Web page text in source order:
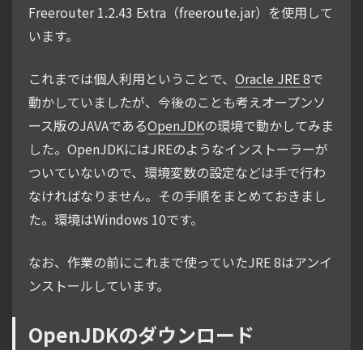
Freerouter 1.2.43 Extra（freeroute.jar）を使用して
います。
これまでは個人利用ということで、 Oracle JRE 8で
動かしていましたが、今後のことも考えオープンソ
ース版のJAVAであるOpenJDKの環境で動かしてみま
した。OpenJDKにはJREのようなインストーラーが
ついていないので、環境変数の設定などは手で行わ
なければなりません。その手順をまとめておきまし
た。環境はWindows 10です。
なお、作業の前にこれまで使っていたJRE 8はアンイ
ンストールしています。
OpenJDKのダウンロード